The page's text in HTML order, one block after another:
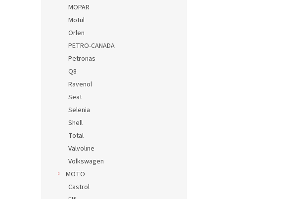
MOPAR
Motul
Orlen
PETRO-CANADA
Petronas
Q8
Ravenol
Seat
Selenia
Shell
Total
Valvoline
Volkswagen
MOTO
Castrol